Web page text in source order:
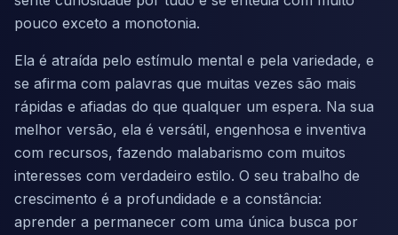
pouco exceto a monotonia.
Ela é atraída pelo estímulo mental e pela variedade, e
se afirma com palavras que muitas vezes são mais
rápidas e afiadas do que qualquer um espera. Na sua
melhor versão, ela é versátil, engenhosa e inventiva
com recursos, fazendo malabarismo com muitos
interesses com verdadeiro estilo. O seu trabalho de
crescimento é a profundidade e a constância:
aprender a permanecer com uma única busca por